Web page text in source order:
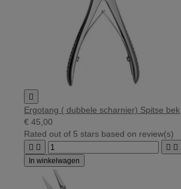

Ergotang ( dubbele scharnier) Spitse bek
€ 45,00
Rated out of 5 stars based on review(s)
   
In winkelwagen